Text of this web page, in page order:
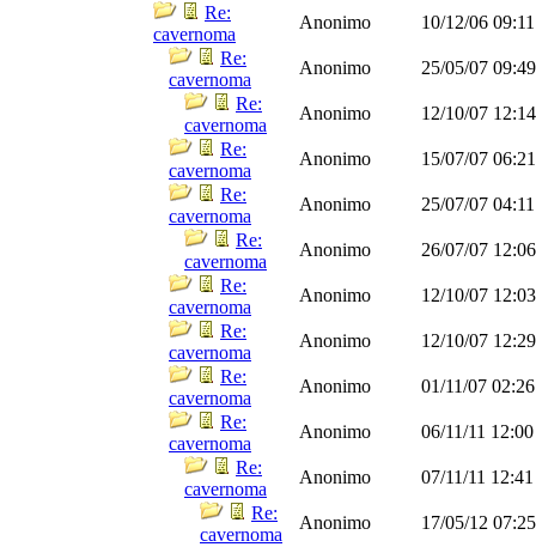
Re:
cavernoma
Anonimo 10/12/06
Re:
cavernoma
Anonimo 25/05/07
Re:
cavernoma
Anonimo 12/10/07
Re:
cavernoma
Anonimo 15/07/07
Re:
cavernoma
Anonimo 25/07/07
Re:
cavernoma
Anonimo 26/07/07
Re:
cavernoma
Anonimo 12/10/07
Re:
cavernoma
Anonimo 12/10/07
Re:
cavernoma
Anonimo 01/11/07
Re:
cavernoma
Anonimo 06/11/11
Re:
cavernoma
Anonimo 07/11/11
Re:
cavernoma
Anonimo 17/05/12